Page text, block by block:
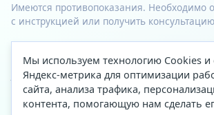
Имеются противопоказания. Необходимо
с инструкцией или получить
© 2023—2026 Все права защищены.
Адрес
Архангельск, ул. Папанина, д. 19 (вход в
Мы используем технологию Cookies и
Яндекс-метрика для оптимизации
сайта, анализа трафика,
контента, помогающую нам сделать